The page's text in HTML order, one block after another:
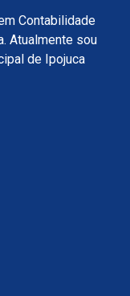
Contabilidade
Atualmente sou
de Ipojuca